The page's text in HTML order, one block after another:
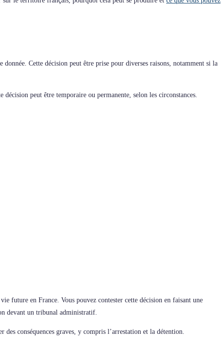
Cette décision peut être prise pour diverses raisons, notamment si la
peut être temporaire ou permanente, selon les circonstances.
future en France. Vous pouvez contester cette décision en faisant une
devant un tribunal administratif.
conséquences graves, y compris l’arrestation et la détention.